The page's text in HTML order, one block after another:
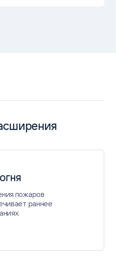
пожаров
раннее